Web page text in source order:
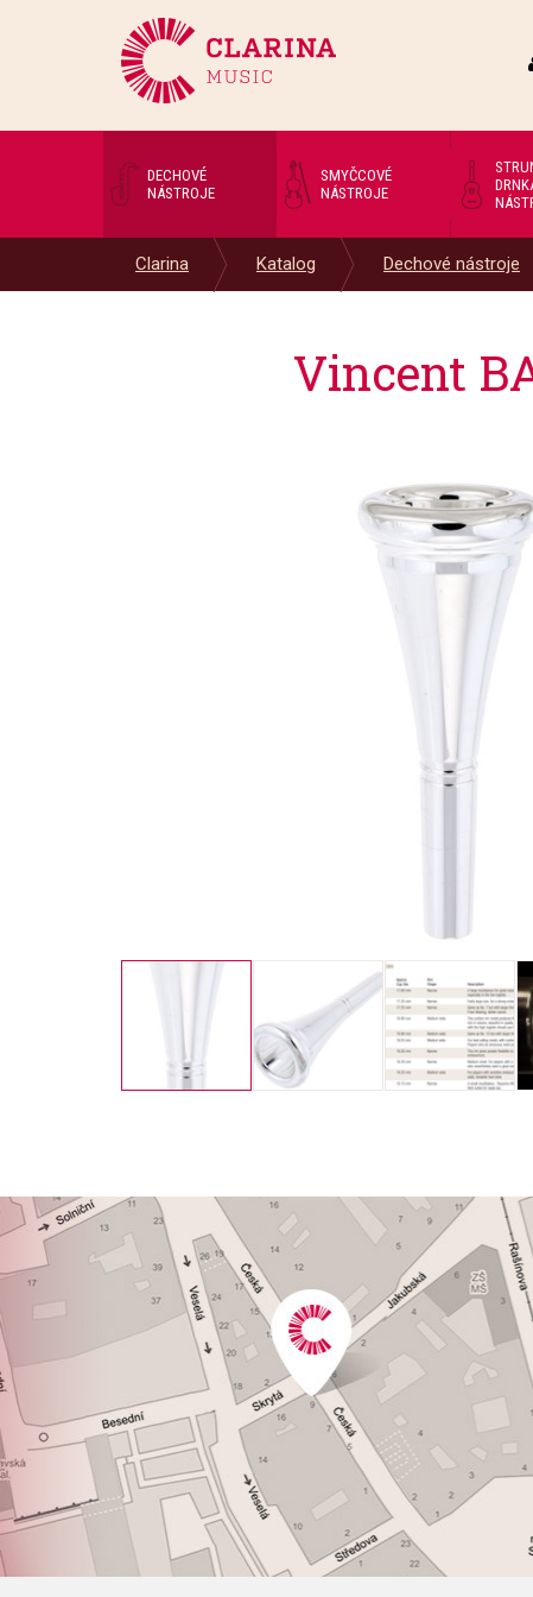
DECHOVÉ
NÁSTROJE
SMYČCOVÉ
NÁSTROJE
Clarina Katalog Dechové nástroje
Vincent